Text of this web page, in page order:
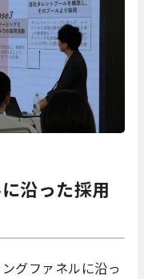
沿った採用
グファネルに沿っ